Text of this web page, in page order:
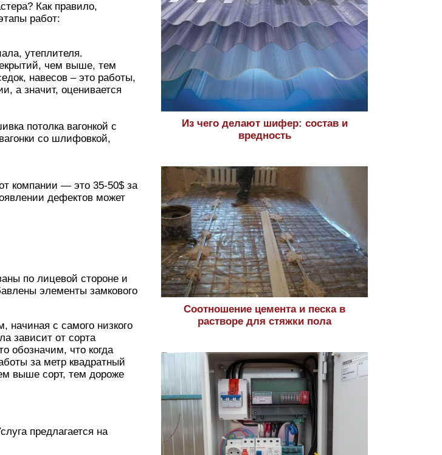
Как правило,
работ:
утеплителя.
чем выше, тем
навесов – это работы,
а значит, оценивается
потолка вагонкой с
со шлифовкой,
компании — это 35-50$ за
дефектов может
по лицевой стороне и
элементы замкового
начиная с самого низкого
зависит от сорта
обозначим, что когда
за метр квадратный
выше сорт, тем дороже
предлагается на
Из чего делают шифер: состав и
вредность
Соотношение цемента и песка в
растворе для стяжки пола